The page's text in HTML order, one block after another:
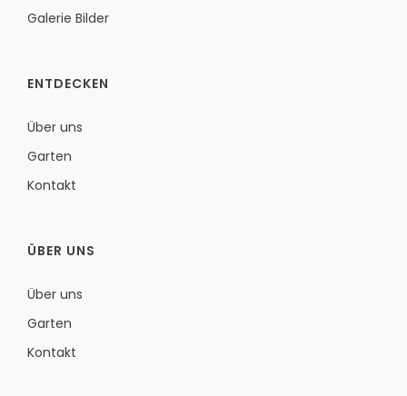
Galerie Bilder
ENTDECKEN
Über uns
Garten
Kontakt
ÜBER UNS
Über uns
Garten
Kontakt